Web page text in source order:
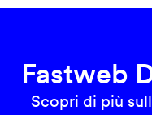
Fastweb
Scopri di più